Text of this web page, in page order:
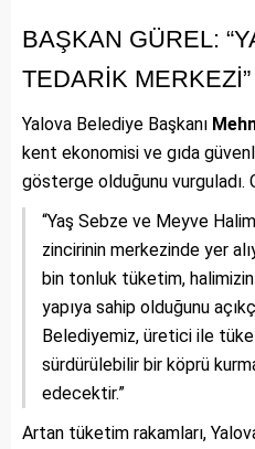
BAŞKAN GÜREL:
TEDARİK MERKEZİ”
Yalova Belediye Başkanı
kent ekonomisi ve gıda
gösterge olduğunu vurguladı.
“Yaş Sebze ve Meyve
zincirinin merkezinde yer
bin tonluk tüketim,
yapıya sahip olduğunu
Belediyemiz, üretici ile
sürdürülebilir bir köprü
edecektir.”
Artan tüketim rakamları,